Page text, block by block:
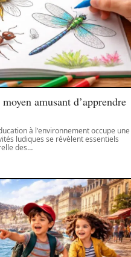
amusant d’apprendre
à l'environnement occupe une
ludiques se révèlent essentiels
des…